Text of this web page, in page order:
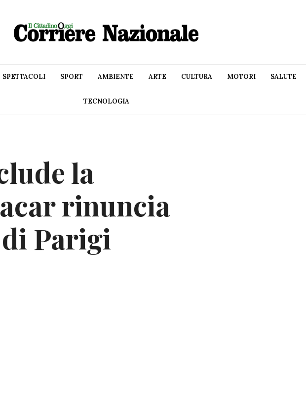
SPETTACOLI SPORT AMBIENTE ARTE CULTURA MOTORI SALUTE
TECNOLOGIA
la
rinuncia
Parigi